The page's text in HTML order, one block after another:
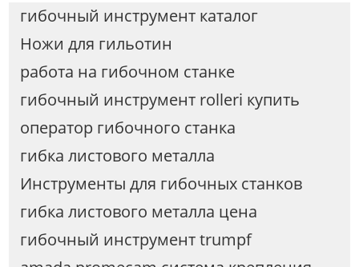
гибочный инструмент каталог
Ножи для гильотин
работа на гибочном станке
гибочный инструмент rolleri купить
оператор гибочного станка
гибка листового металла
Инструменты для гибочных станков
гибка листового металла цена
гибочный инструмент trumpf